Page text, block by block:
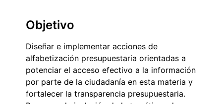
Objetivo
Diseñar e implementar acciones de
alfabetización presupuestaria orientadas a
potenciar el acceso efectivo a la información
por parte de la ciudadanía en esta materia y
fortalecer la transparencia presupuestaria.